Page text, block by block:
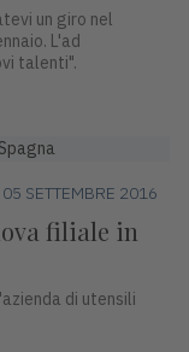
un giro nel
L'ad
talenti".
05 SETTEMBRE 2016
filiale in
di utensili